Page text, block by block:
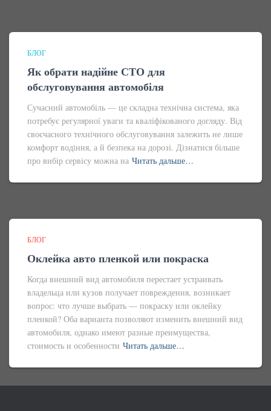
БЛОГ
Як обрати надійне СТО для
обслуговування автомобіля
Сучасний автомобіль — це складна технічна система, яка
потребує регулярної уваги та кваліфікованого догляду. Від
своєчасного технічного обслуговування залежить не лише
комфорт водіння, а й безпека на дорозі. Дізнатися більше
про вибір сервісу можна на Читать дальше…
БЛОГ
Оклейка авто пленкой или покраска
Когда внешний вид автомобиля перестает устраивать
владельца или кузов получает повреждения, возникает
вопрос: что лучше выбрать — покраску или оклейку
пленкой? Оба варианта позволяют изменить внешний вид
автомобиля, однако имеют разные преимущества,
стоимость и особенности Читать дальше…